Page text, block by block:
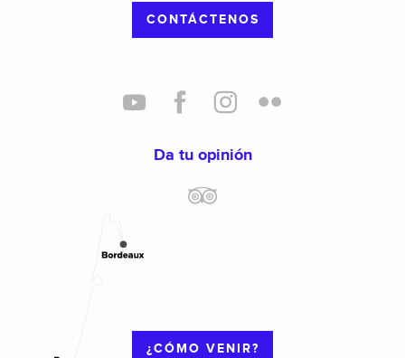
CONTÁCTENOS
Da tu opinión
¿CÓMO VENIR?